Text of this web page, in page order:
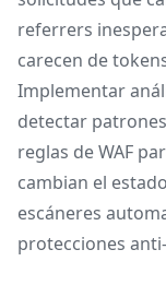
referrers
carecen de
Implementar
detectar
reglas de WAF
cambian el
escáneres
protecciones